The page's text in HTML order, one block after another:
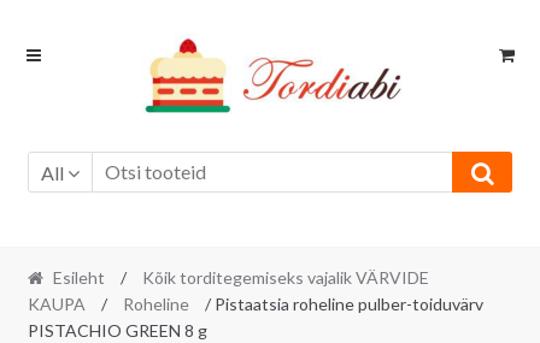
Skip
Skip
All
Esileht /
Kõik torditegemiseks vajalik VÄRVIDE
KAUPA
/ Roheline
/ Pistaatsia roheline pulber-toiduvärv
PISTACHIO GREEN 8 g